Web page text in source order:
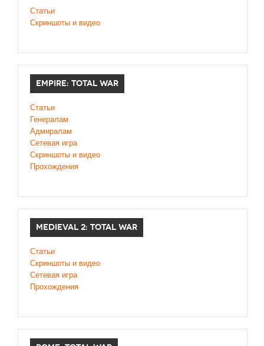
Статьи
Скриншоты и видео
EMPIRE: TOTAL WAR
Статьи
Генералам
Адмиралам
Сетевая игра
Скриншоты и видео
Прохождения
MEDIEVAL 2: TOTAL WAR
Статьи
Скриншоты и видео
Сетевая игра
Прохождения